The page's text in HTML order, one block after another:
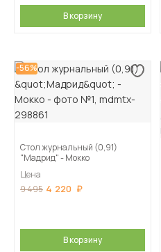
В корзину
-56%
Стол журнальный (0,91)
"Мадрид" - Мокко
Цена
9 495 4 220
В корзину